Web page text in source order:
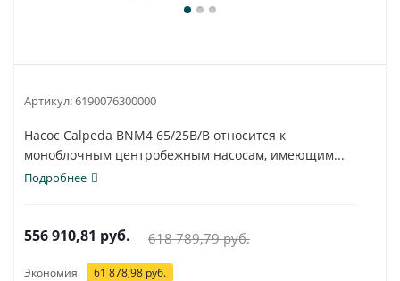
Артикул:6190076300000
Насос Calpeda BNM4 65/25B/B относится к
моноблочным центробежным насосам, имеющим...
Подробнее
556 910,81 руб. 618 789,79руб.
Экономия 61 878,98 руб.